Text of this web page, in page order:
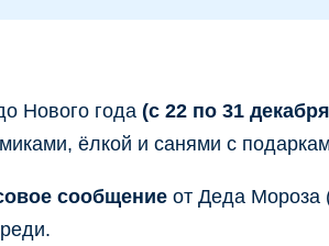
Нового года (с 22 по 31
ёлкой и санями с
сообщение от Деда Мороза